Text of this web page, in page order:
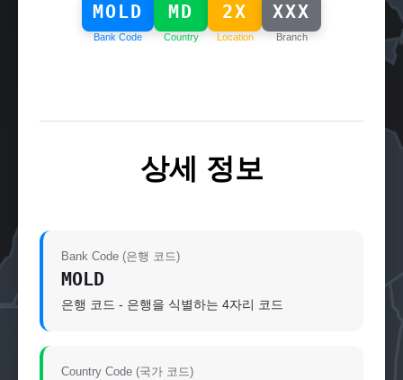
MOLD
Bank Code
MD
Country
2X
Location
XXX
Branch
상세 정보
Bank Code (은행 코드)
MOLD
은행 코드 - 은행을 식별하는 4자리 코드
Country Code (국가 코드)